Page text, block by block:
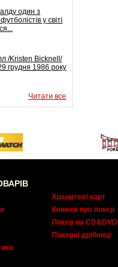
один з
у світі
/Kristen Bicknell/
грудня 1986 року
Читати все
Хранителі карт
Книжки про покер
Покер на CD&DVD
Покерні дрібниці